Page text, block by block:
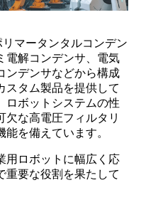
マータンタルコンデン
電解コンデンサ、電気
ンデンサなどから構成
スタム製品を提供して
ロボットシステムの性
欠な高電圧フィルタリ
を備えています。
用ロボットに幅広く応
重要な役割を果たして